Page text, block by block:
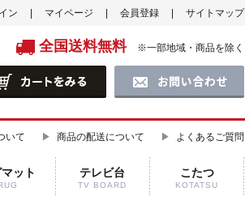
ン マイページ 会員登録 サイトマップ
全国送料無料 ※一部地域・商品を除く
いて 商品の配送について よくあるご質問
ット テレビ台
TV BOARD
こたつ
KOTATSU